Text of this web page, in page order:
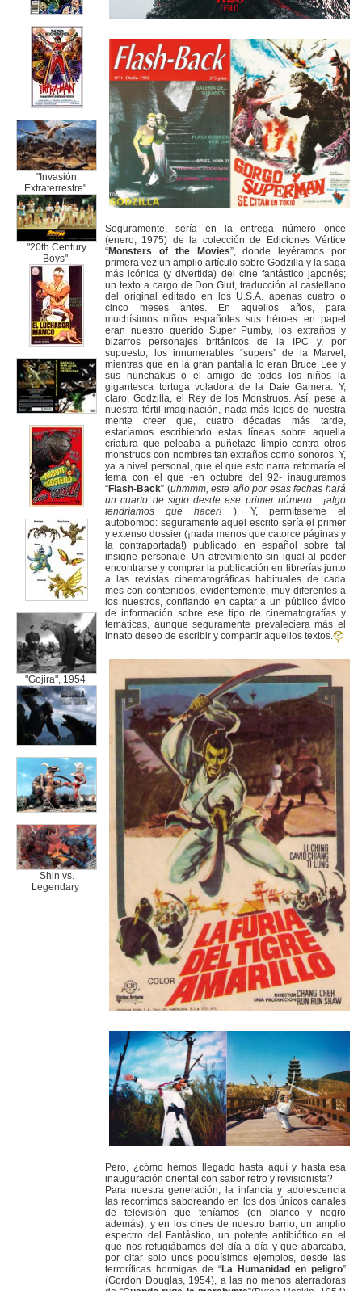
"Invasión
Extraterrestre"
"20th Century
Boys"
"Gojira", 1954
Shin vs.
Legendary
Seguramente, sería en la entrega número once
(enero, 1975) de la colección de Ediciones Vértice
“Monsters of the Movies”, donde leyéramos por
primera vez un amplio artículo sobre Godzilla y la saga
más icónica (y divertida) del cine fantástico japonés;
un texto a cargo de Don Glut, traducción al castellano
del original editado en los U.S.A. apenas cuatro o
cinco meses antes. En aquellos años, para
muchísimos niños españoles sus héroes en papel
eran nuestro querido Super Pumby, los extraños y
bizarros personajes británicos de la IPC y, por
supuesto, los innumerables “supers” de la Marvel,
mientras que en la gran pantalla lo eran Bruce Lee y
sus nunchakus o el amigo de todos los niños la
gigantesca tortuga voladora de la Daie Gamera. Y,
claro, Godzilla, el Rey de los Monstruos. Así, pese a
nuestra fértil imaginación, nada más lejos de nuestra
mente creer que, cuatro décadas más tarde,
estaríamos escribiendo estas líneas sobre aquella
criatura que peleaba a puñetazo limpio contra otros
monstruos con nombres tan extraños como sonoros. Y,
ya a nivel personal, que el que esto narra retomaría el
tema con el que -en octubre del 92- inauguramos
“Flash-Back” (uhmmm, este año por esas fechas hará
un cuarto de siglo desde ese primer número... ¡algo
tendríamos que hacer! ). Y, permítaseme el
autobombo: seguramente aquel escrito sería el primer
y extenso dossier (¡nada menos que catorce páginas y
la contraportada!) publicado en español sobre tal
insigne personaje. Un atrevimiento sin igual al poder
encontrarse y comprar la publicación en librerías junto
a las revistas cinematográficas habituales de cada
mes con contenidos, evidentemente, muy diferentes a
los nuestros, confiando en captar a un público ávido
de información sobre ese tipo de cinematografías y
temáticas, aunque seguramente prevaleciera más el
innato deseo de escribir y compartir aquellos textos.
Pero, ¿cómo hemos llegado hasta aquí y hasta esa
inauguración oriental con sabor retro y revisionista?
Para nuestra generación, la infancia y adolescencia
las recorrimos saboreando en los dos únicos canales
de televisión que teníamos (en blanco y negro
además), y en los cines de nuestro barrio, un amplio
espectro del Fantástico, un potente antibiótico en el
que nos refugiábamos del día a día y que abarcaba,
por citar solo unos poquísimos ejemplos, desde las
terroríficas hormigas de “La Humanidad en peligro”
(Gordon Douglas, 1954), a las no menos aterradoras